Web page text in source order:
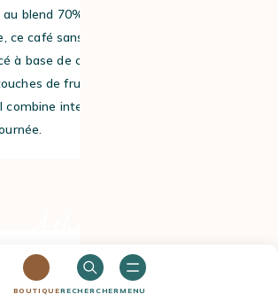
BOUTIQUERECHERCHERMENU
blend 70% arabica et 30% robusta.
ce café sans solvant séduit par son profil
à base de cannelle et muscade,
de fruits secs. En capsules
combine intensité, structure et idéal pour